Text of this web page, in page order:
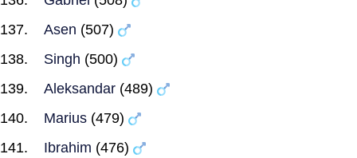
Asen (507)
Singh (500)
Aleksandar (489)
Marius (479)
Ibrahim (476)